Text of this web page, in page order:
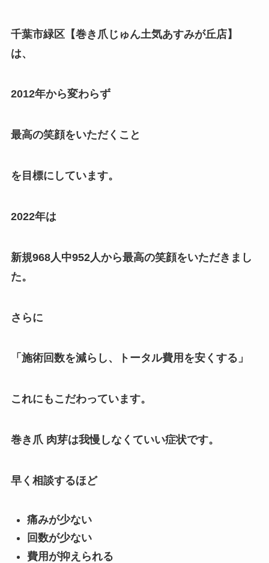
千葉市緑区【巻き爪じゅん土気あすみが丘店】
は、
2012年から変わらず
最高の笑顔をいただくこと
を目標にしています。
2022年は
新規968人中952人から最高の笑顔をいただきまし
た。
さらに
「施術回数を減らし、トータル費用を安くする」
これにもこだわっています。
巻き爪 肉芽は我慢しなくていい症状です。
早く相談するほど
痛みが少ない
回数が少ない
費用が抑えられる